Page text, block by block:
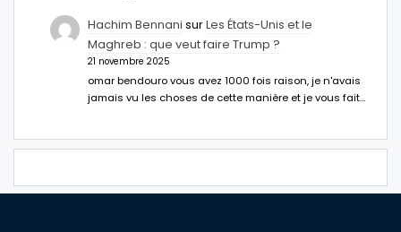
Hachim Bennani surLes États-Unis et le
Maghreb : que veut faire Trump ?
21 novembre 2025
omar bendouro vous avez 1000 fois raison, je n'avais
jamais vu les choses de cette manière et je vous fait…